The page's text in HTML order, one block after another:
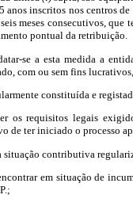
anos inscritos nos centros
meses consecutivos,
pontual da retribuição.
se a esta medida a
com ou sem fins
constituída e
os requisitos legais
de ter iniciado o processo
situação contributiva
em situação de